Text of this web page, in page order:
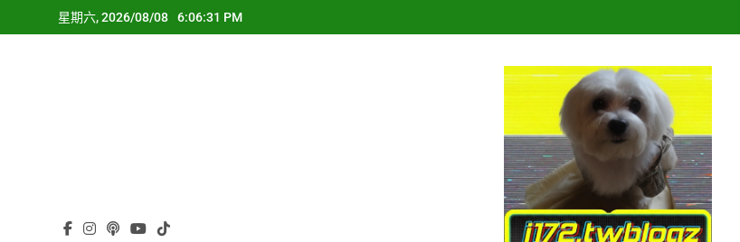
to
星期六, 2026/08/08 6:06:31 PM
Hermes One
再次重逢的世
Hermes One